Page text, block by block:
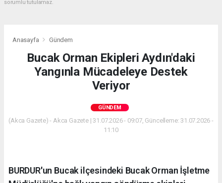
sorumlu tutulamaz.
Anasayfa Gündem
Bucak Orman Ekipleri Aydın'daki
Yangınla Mücadeleye Destek
Veriyor
GÜNDEM
(Akca Gazete) - Akca Gazete | 31.07.2026 - 09:07, Güncelleme: 31.07.2026 -
11:10
BURDUR'un Bucak ilçesindeki Bucak Orman İşletme